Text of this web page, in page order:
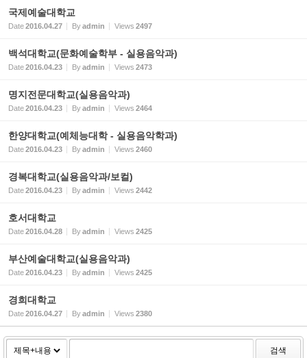
국제예술대학교
Date2016.04.27 Byadmin Views 2497
백석대학교(문화예술학부 - 실용음악과)
Date2016.04.23 Byadmin Views 2473
명지전문대학교(실용음악과)
Date2016.04.23 Byadmin Views 2464
한양대학교(예체능대학 - 실용음악학과)
Date2016.04.23 Byadmin Views 2460
경복대학교(실용음악과/보컬)
Date2016.04.23 Byadmin Views 2442
호서대학교
Date2016.04.28 Byadmin Views 2425
부산예술대학교(실용음악과)
Date2016.04.23 Byadmin Views 2425
경희대학교
Date2016.04.27 Byadmin Views 2380
검색